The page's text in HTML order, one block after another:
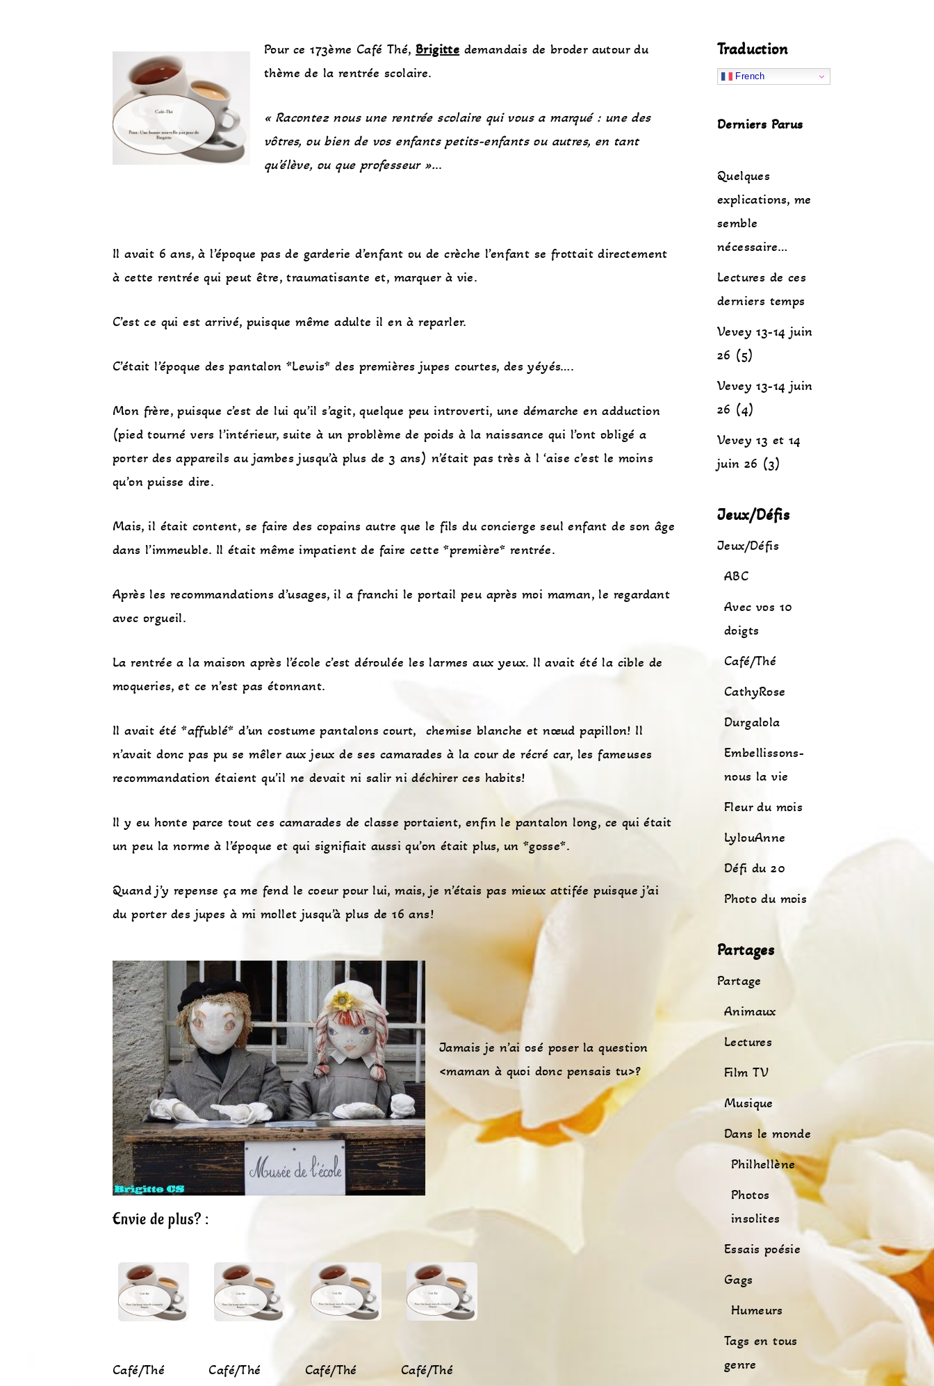
Pour ce 173ème Café Thé, Brigitte demandais de broder autour du
thème de la rentrée scolaire.
« Racontez nous une rentrée scolaire qui vous a marqué : une des
vôtres, ou bien de vos enfants petits-enfants ou autres, en tant
qu’élève, ou que professeur »...
Il avait 6 ans, à l’époque pas de garderie d’enfant ou de crèche l’enfant se frottait directement
à cette rentrée qui peut être, traumatisante et, marquer à vie.
C’est ce qui est arrivé, puisque même adulte il en à reparler.
C’était l’époque des pantalon *Lewis* des premières jupes courtes, des yéyés….
Mon frère, puisque c’est de lui qu’il s’agit, quelque peu introverti, une démarche en adduction
(pied tourné vers l’intérieur, suite à un problème de poids à la naissance qui l’ont obligé a
porter des appareils au jambes jusqu’à plus de 3 ans) n’était pas très à l ‘aise c’est le moins
qu’on puisse dire.
Mais, il était content, se faire des copains autre que le fils du concierge seul enfant de son âge
dans l’immeuble. Il était même impatient de faire cette *première* rentrée.
Après les recommandations d’usages, il a franchi le portail peu après moi maman, le regardant
avec orgueil.
La rentrée a la maison après l’école c’est déroulée les larmes aux yeux. Il avait été la cible de
moqueries, et ce n’est pas étonnant.
Il avait été *affublé* d’un costume pantalons court, chemise blanche et nœud papillon! Il
n’avait donc pas pu se mêler aux jeux de ses camarades à la cour de récré car, les fameuses
recommandation étaient qu’il ne devait ni salir ni déchirer ces habits!
Il y eu honte parce tout ces camarades de classe portaient, enfin le pantalon long, ce qui était
un peu la norme à l’époque et qui signifiait aussi qu’on était plus, un *gosse*.
Quand j’y repense ça me fend le coeur pour lui, mais, je n’étais pas mieux attifée puisque j’ai
du porter des jupes à mi mollet jusqu’à plus de 16 ans!
Jamais je n’ai osé poser la question
<maman à quoi donc pensais tu>?
Envie de plus? :
Café/Thé Café/Thé Café/Thé Café/Thé
Traduction
French
Derniers Parus
Quelques
explications, me
semble
nécessaire…
Lectures de ces
derniers temps
Vevey 13-14 juin
26 (5)
Vevey 13-14 juin
26 (4)
Vevey 13 et 14
juin 26 (3)
Jeux/Défis
Jeux/Défis
ABC
Avec vos 10
doigts
Café/Thé
CathyRose
Durgalola
Embellissons-
nous la vie
Fleur du mois
LylouAnne
Défi du 20
Photo du mois
Partages
Partage
Animaux
Lectures
Film TV
Musique
Dans le monde
Philhellène
Photos
insolites
Essais poésie
Gags
Humeurs
Tags en tous
genre